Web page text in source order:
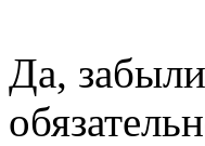
Да, забыли